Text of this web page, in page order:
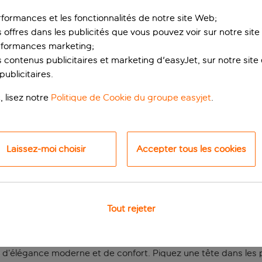
la ville et les
de Costa da Caparica, le Crowne Plaza
de Lisbonne ne sont qu’à 15 minutes en voiture,
palais de conte de fées de Sintra se trouvent à 40 minutes
d’élégance moderne et de confort. Piquez une tête dans
et les fonctionnalités de notre site Web;
offres dans les publicités que vous pouvez voir sur notre site
marketing;
contenus publicitaires et marketing d'easyJet, sur notre site
lisez notre Politique de Cookie du groupe easyjet
Laissez-moi choisir Accepter tous les cookies
Tout rejeter